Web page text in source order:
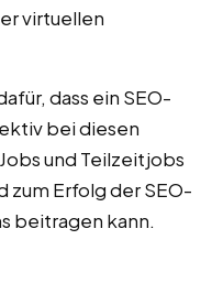
virtuellen
dass ein SEO-
bei diesen
und Teilzeitjobs
zum Erfolg der SEO-
beitragen kann.